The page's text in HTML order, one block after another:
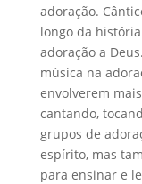
adoração.
longo da
adoração a
música na
envolverem
cantando,
grupos de
espírito, mas
para ensinar e